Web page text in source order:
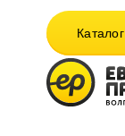
Каталог